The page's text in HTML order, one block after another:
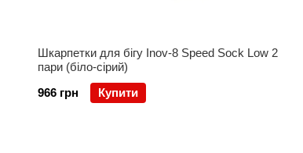
Шкарпетки для бігу Inov-8 Speed Sock Low 2
пари (біло-сірий)
966 грн
Купити